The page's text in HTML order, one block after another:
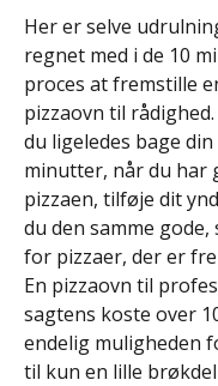
Her er selve
regnet med i de 10
proces at fremstille
pizzaovn til
du ligeledes bage
minutter, når du har
pizzaen, tilføje dit
du den samme
for pizzaer, der er
En pizzaovn til
sagtens koste over
endelig muligheden
til kun en lille